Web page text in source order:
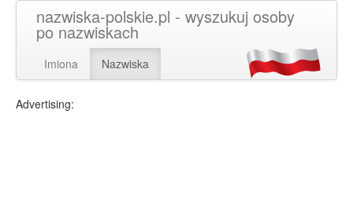
nazwiska-polskie.pl - wyszukuj osoby
po nazwiskach
Imiona Nazwiska
Advertising: